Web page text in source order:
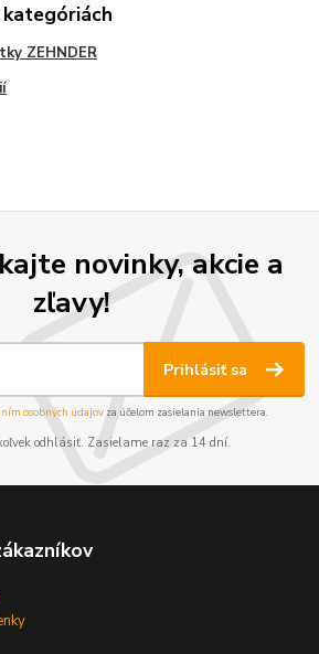
ZEHNDER
novinky, akcie a
zľavy!
Prihlásiť sa
osobných údajov za účelom zasielania newslettera.
odhlásiť. Zasielame raz za 14 dní.